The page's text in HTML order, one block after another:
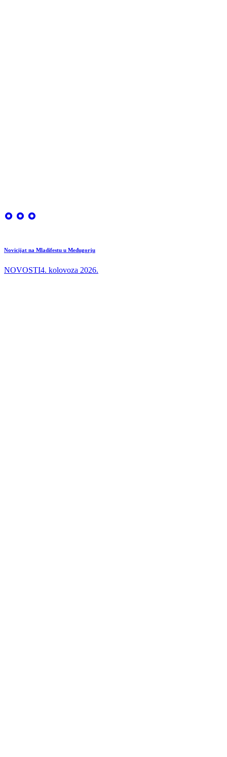
Novicijat na Mladifestu u Međugorju
NOVOSTI4. kolovoza 2026.